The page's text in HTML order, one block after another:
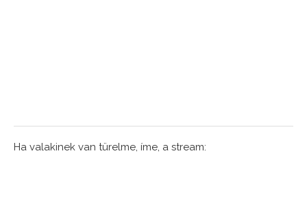
Ha valakinek van türelme, íme, a stream: